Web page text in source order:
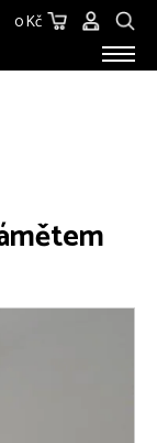
0 Kč